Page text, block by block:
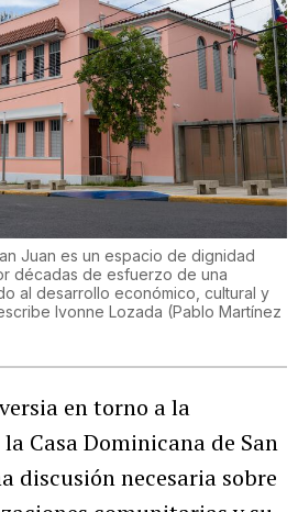
Juan es un espacio de dignidad
décadas de esfuerzo de una
al desarrollo económico, cultural y
Ivonne Lozada (Pablo Martínez
en torno a la
Casa Dominicana de San
discusión necesaria sobre